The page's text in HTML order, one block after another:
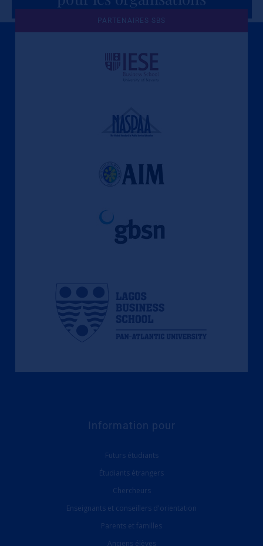
Une culture de l'éthique et de
l'apprentissage
PARTENAIRES SBS
Information pour
Futurs étudiants
Étudiants étrangers
Chercheurs
Enseignants et conseillers d'orientation
Parents et familles
Anciens élèves